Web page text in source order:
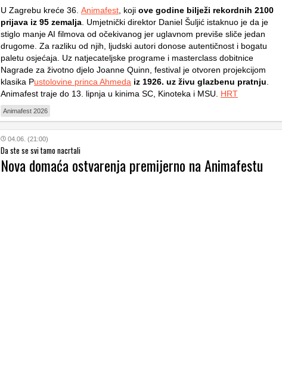
U Zagrebu kreće 36. Animafest , koji ove godine bilježi rekordnih 2100
prijava iz 95 zemalja . Umjetnički direktor Daniel Šuljić istaknuo je da je
stiglo manje AI filmova od očekivanog jer uglavnom previše sliče jedan
drugome. Za razliku od njih, ljudski autori donose autentičnost i bogatu
paletu osjećaja. Uz natjecateljske programe i masterclass dobitnice
Nagrade za životno djelo Joanne Quinn, festival je otvoren projekcijom
klasika Pustolovine princa Ahmeda iz 1926. uz živu glazbenu pratnju
Animafest traje do 13. lipnja u kinima SC, Kinoteka i MSU. HRT
Animafest 2026
04.06. (21:00)
Da ste se svi tamo nacrtali
Nova domaća ostvarenja premijerno na Animafestu